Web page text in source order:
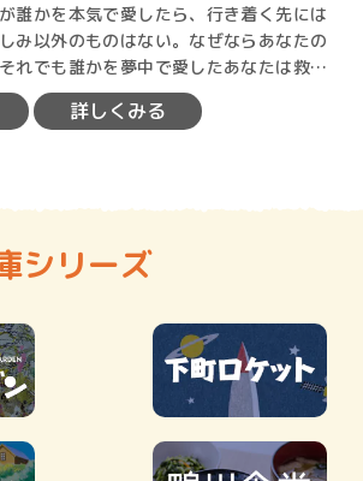
誰かを本気で愛したら、行き着く先には
み以外のものはない。なぜならあなたの
れでも誰かを夢中で愛したあなたは救わ
詳しくみる
シリーズ